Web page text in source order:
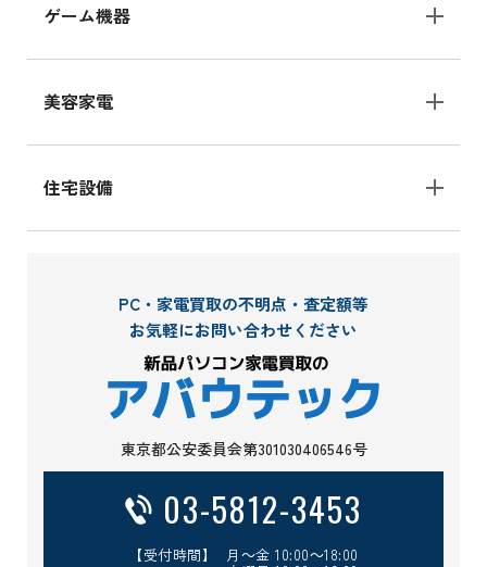
ゲーム機器
美容家電
住宅設備
PC・家電買取の不明点・査定額等
お気軽にお問い合わせください
東京都公安委員会第301030406546号
03-5812-3453
【受付時間】 月～金 10:00～18:00